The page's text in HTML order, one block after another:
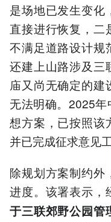
是场地已发生变化
直接进行恢复，二
不满足道路设计规
还建上山路涉及三
庙又尚无确定的建
无法明确。2025
想方案，已按照该
并已完成征求意见工
除规划方案制约外
进度。该署表示，
于三联郊野公园管